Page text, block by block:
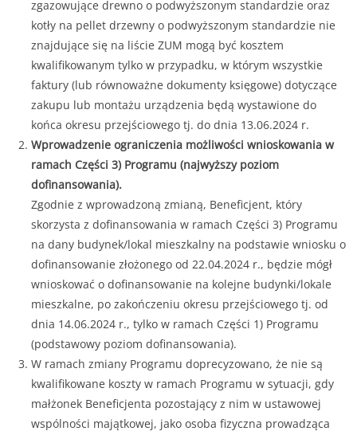
zgazowujące drewno o podwyższonym standardzie oraz
kotły na pellet drzewny o podwyższonym standardzie nie
znajdujące się na liście ZUM mogą być kosztem
kwalifikowanym tylko w przypadku, w którym wszystkie
faktury (lub równoważne dokumenty księgowe) dotyczące
zakupu lub montażu urządzenia będą wystawione do
końca okresu przejściowego tj. do dnia 13.06.2024 r.
Wprowadzenie ograniczenia możliwości wnioskowania w
ramach Części 3) Programu (najwyższy poziom
dofinansowania).
Zgodnie z wprowadzoną zmianą, Beneficjent, który
skorzysta z dofinansowania w ramach Części 3) Programu
na dany budynek/lokal mieszkalny na podstawie wniosku o
dofinansowanie złożonego od 22.04.2024 r., będzie mógł
wnioskować o dofinansowanie na kolejne budynki/lokale
mieszkalne, po zakończeniu okresu przejściowego tj. od
dnia 14.06.2024 r., tylko w ramach Części 1) Programu
(podstawowy poziom dofinansowania).
W ramach zmiany Programu doprecyzowano, że nie są
kwalifikowane koszty w ramach Programu w sytuacji, gdy
małżonek Beneficjenta pozostający z nim w ustawowej
wspólności majątkowej, jako osoba fizyczna prowadząca